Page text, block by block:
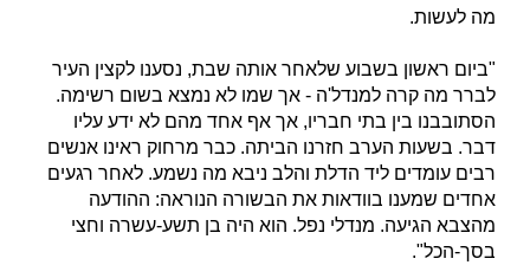
מה לעשות.
"ביום ראשון בשבוע שלאחר אותה שבת, נסענו לקצין העיר
לברר מה קרה למנדל'ה - אך שמו לא נמצא בשום רשימה.
הסתובבנו בין בתי חבריו, אך אף אחד מהם לא ידע עליו
דבר. בשעות הערב חזרנו הביתה. כבר מרחוק ראינו אנשים
רבים עומדים ליד הדלת והלב ניבא מה נשמע. לאחר רגעים
אחדים שמענו בוודאות את הבשורה הנוראה: ההודעה
מהצבא הגיעה. מנדלי נפל. הוא היה בן תשע-עשרה וחצי
בסך-הכל".